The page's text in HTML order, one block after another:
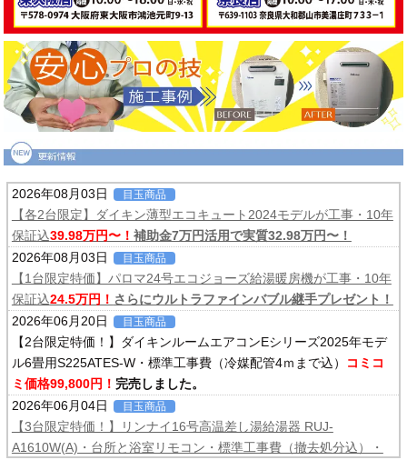
2026年08月03日 目玉商品
【各2台限定】ダイキン薄型エコキュート2024モデルが工事・10年
保証込39.98万円〜！ 補助金7万円活用で実質32.98万円〜！
2026年08月03日
目玉商品
【1台限定特価】パロマ24号エコジョーズ給湯暖房機が工事・10年
保証込24.5万円！ さらにウルトラファインバブル継手プレゼント！
2026年06月20日
目玉商品
【2台限定特価！】ダイキンルームエアコンEシリーズ2025年モデ
ル6畳用S225ATES-W・標準工事費（冷媒配管4ｍまで込）
コミコ
ミ価格99,800円！ 完売しました。
2026年06月04日
目玉商品
【3台限定特価！】リンナイ16号高温差し湯給湯器 RUJ-
A1610W(A)・台所と浴室リモコン・標準工事費（撤去処分込）・